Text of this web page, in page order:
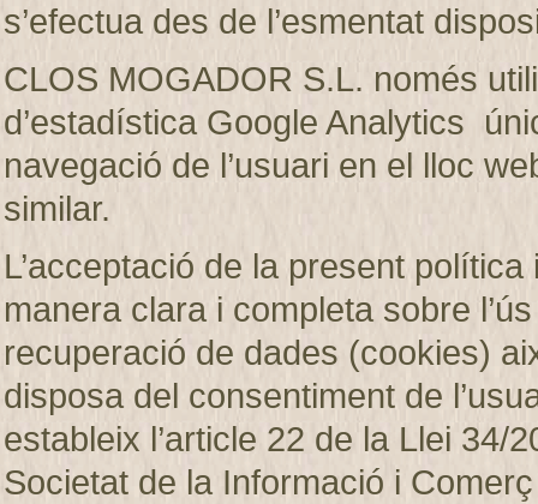
s’efectua des de l’esmentat
CLOS MOGADOR S.L. només
d’estadística Google Analytics
navegació de l’usuari en el lloc
similar.
L’acceptació de la present
manera clara i completa sobre
recuperació de dades (cookies)
disposa del consentiment de
estableix l’article 22 de la Llei 34/
Societat de la Informació i